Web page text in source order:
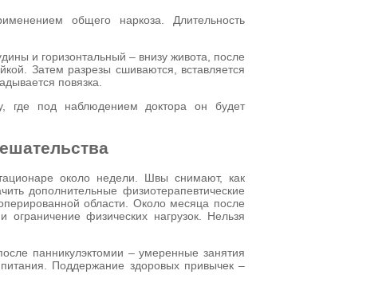
общего наркоза. Длительность
и горизонтальный – внизу живота, после
Затем разрезы сшиваются, вставляется
повязка.
где под наблюдением доктора он будет
около недели. Швы снимают, как
дополнительные физиотерапевтические
области. Около месяца после
ограничение физических нагрузок. Нельзя
панникулэктомии – умеренные занятия
Поддержание здоровых привычек –